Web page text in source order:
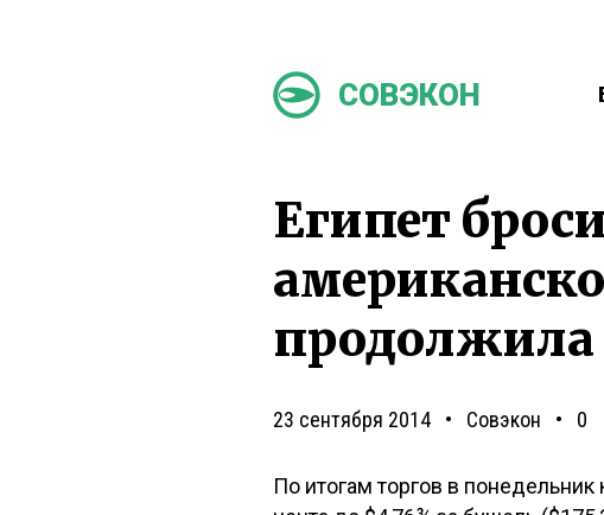
СОВЭКОН
Египет
продолжила
23 сентября 2014 Совэкон 0
По итогам торгов в